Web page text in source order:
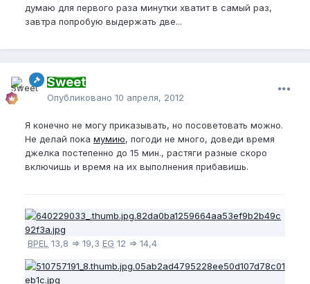
думаю для первого раза минутки хватит в самый раз,
завтра попробую выдержать две...
Sweet
Опубликовано 10 апреля, 2012
Я конечно не могу приказывать, но посоветовать можно.
Не делай пока мумию, погоди не много, доведи время
джелка постепенно до 15 мин., растяги разные скоро
включишь и время на их выполнения прибавишь.
BPEL 13,8 => 19,3 EG 12 => 14,4